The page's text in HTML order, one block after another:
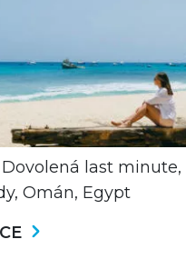
Dovolená last minute,
Omán, Egypt